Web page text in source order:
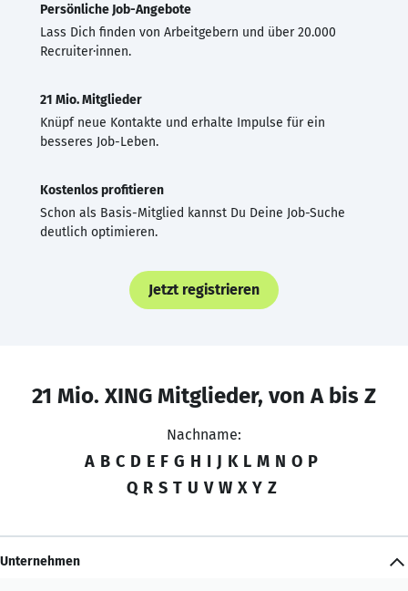
Persönliche Job-Angebote
Lass Dich finden von Arbeitgebern und über 20.000
Recruiter·innen.
21 Mio. Mitglieder
Knüpf neue Kontakte und erhalte Impulse für ein
besseres Job-Leben.
Kostenlos profitieren
Schon als Basis-Mitglied kannst Du Deine Job-Suche
deutlich optimieren.
Jetzt registrieren
21 Mio. XING Mitglieder, von A bis Z
Nachname:
A B C D E F G H I J K L M N O P
Q R S T U V W X Y Z
Unternehmen